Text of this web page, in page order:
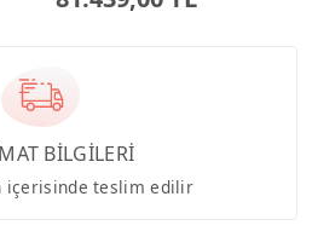
BİLGİLERİ
içerisinde teslim edilir